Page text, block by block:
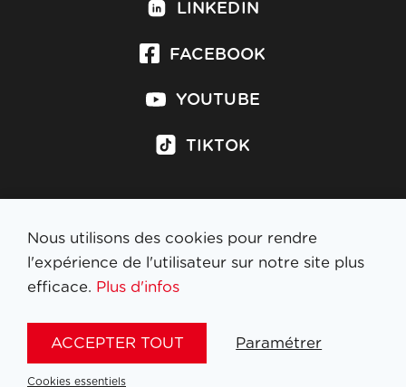
LINKEDIN
FACEBOOK
YOUTUBE
TIKTOK
S'inscrire à la newsletter
Nous utilisons des cookies pour rendre
l'expérience de l'utilisateur sur notre site plus
efficace. Plus d'infos
ACCEPTER TOUT Paramétrer
Cookies essentiels